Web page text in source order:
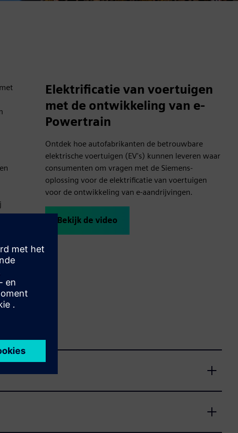
Elektrificatie van voertuigen
met de ontwikkeling van e-
Powertrain
Ontdek hoe autofabrikanten de betrouwbare
elektrische voertuigen (EV's) kunnen leveren waar
consumenten om vragen met de Siemens-
oplossing voor de elektrificatie van voertuigen
voor de ontwikkeling van e-aandrijvingen.
Bekijk de video